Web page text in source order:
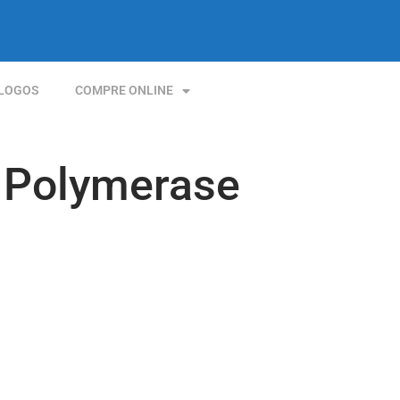
COMPRE ONLINE